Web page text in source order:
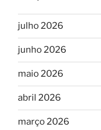
julho 2026
junho 2026
maio 2026
abril 2026
março 2026